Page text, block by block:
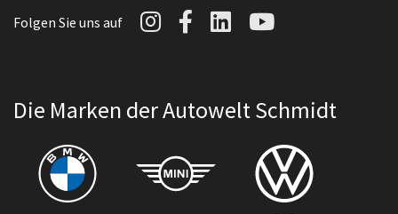
Folgen Sie uns auf Autowelt Schmidt auf
Autowelt Schmidt
AutoweltAutowelt
Die Marken der Autowelt Schmidt